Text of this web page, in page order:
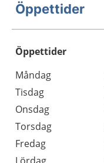
Öppettider
Öppettider
Dag
Öppettider
Kommentarer
Måndag
Tisdag
Onsdag
Torsdag
Fredag